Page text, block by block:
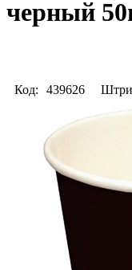
черный
Код: 439626